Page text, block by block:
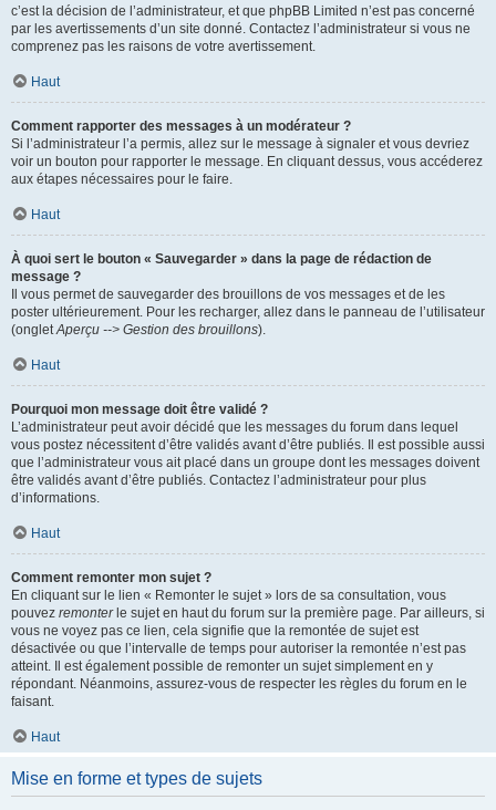
c’est la décision de l’administrateur, et que phpBB Limited n’est pas concerné
par les avertissements d’un site donné. Contactez l’administrateur si vous ne
comprenez pas les raisons de votre avertissement.
Haut
Comment rapporter des messages à un modérateur ?
Si l’administrateur l’a permis, allez sur le message à signaler et vous devriez
voir un bouton pour rapporter le message. En cliquant dessus, vous accéderez
aux étapes nécessaires pour le faire.
Haut
À quoi sert le bouton « Sauvegarder » dans la page de rédaction de
message ?
Il vous permet de sauvegarder des brouillons de vos messages et de les
poster ultérieurement. Pour les recharger, allez dans le panneau de l’utilisateur
(ongletAperçu --> Gestion des brouillons).
Haut
Pourquoi mon message doit être validé ?
L’administrateur peut avoir décidé que les messages du forum dans lequel
vous postez nécessitent d’être validés avant d’être publiés. Il est possible aussi
que l’administrateur vous ait placé dans un groupe dont les messages doivent
être validés avant d’être publiés. Contactez l’administrateur pour plus
d’informations.
Haut
Comment remonter mon sujet ?
En cliquant sur le lien « Remonter le sujet » lors de sa consultation, vous
pouvez remonterle sujet en haut du forum sur la première page. Par ailleurs, si
vous ne voyez pas ce lien, cela signifie que la remontée de sujet est
désactivée ou que l’intervalle de temps pour autoriser la remontée n’est pas
atteint. Il est également possible de remonter un sujet simplement en y
répondant. Néanmoins, assurez-vous de respecter les règles du forum en le
faisant.
Haut
Mise en forme et types de sujets